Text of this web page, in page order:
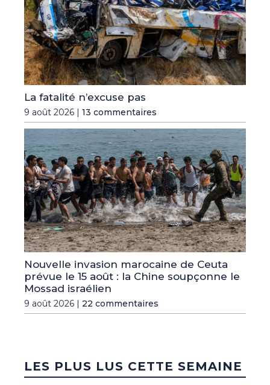
La fatalité n’excuse pas
9 août 2026 | 13 commentaires
Nouvelle invasion marocaine de Ceuta
prévue le 15 août : la Chine soupçonne le
Mossad israélien
9 août 2026 | 22 commentaires
LES PLUS LUS CETTE SEMAINE